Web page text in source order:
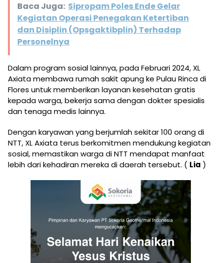
Baca Juga: Sipropam Poles Ende Gelar
Kegiatan Operasi Penegakan Ketertiban
dan Disiplin (Opsgaktibplin) Terhadap
Personelnya
Dalam program sosial lainnya, pada Februari 2024, XL
Axiata membawa rumah sakit apung ke Pulau Rinca di
Flores untuk memberikan layanan kesehatan gratis
kepada warga, bekerja sama dengan dokter spesialis
dan tenaga medis lainnya.
Dengan karyawan yang berjumlah sekitar 100 orang di
NTT, XL Axiata terus berkomitmen mendukung kegiatan
sosial, memastikan warga di NTT mendapat manfaat
lebih dari kehadiran mereka di daerah tersebut. ( Lia )